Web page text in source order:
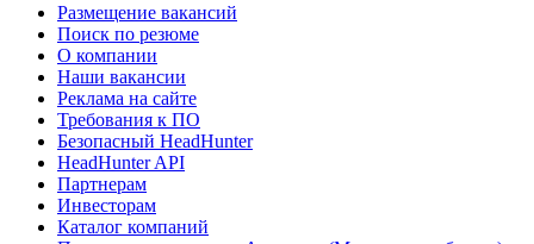
Размещение вакансий
Поиск по резюме
О компании
Наши вакансии
Реклама на сайте
Требования к ПО
Безопасный HeadHunter
HeadHunter API
Партнерам
Инвесторам
Каталог компаний